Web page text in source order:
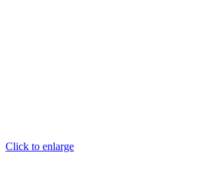
Click to enlarge